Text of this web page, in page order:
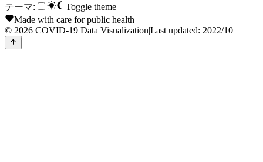
テーマ:
Toggle theme
Made with care for public health
© 2026 COVID-19 Data Visualization|Last updated: 2022/10